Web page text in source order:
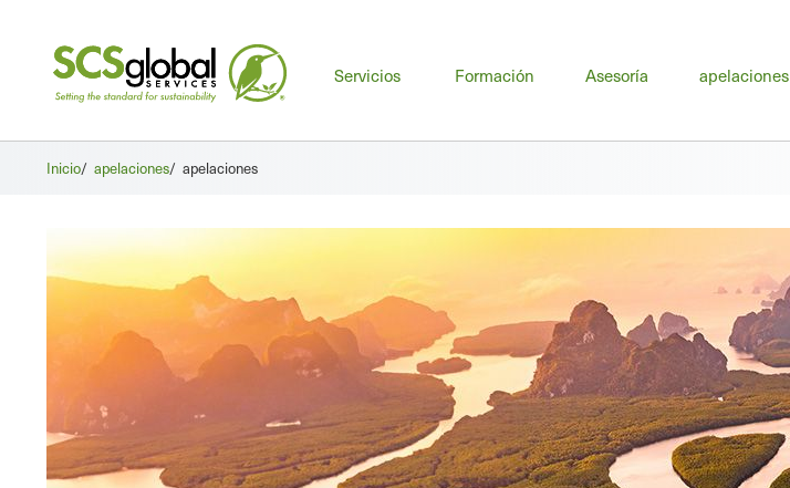
Servicios
Menú
Formación Asesoría apelaciones
Inicio/ apelaciones/ apelaciones